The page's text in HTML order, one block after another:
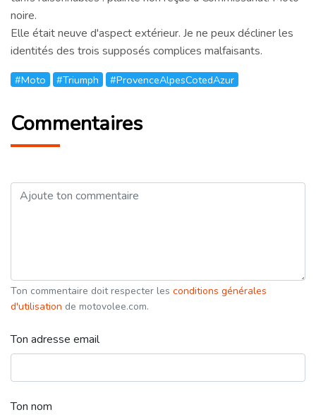
noire.
Elle était neuve d'aspect extérieur. Je ne peux décliner les
identités des trois supposés complices malfaisants.
#Moto #Triumph #ProvenceAlpesCotedAzur
Commentaires
Ton commentaire doit respecter les conditions générales
d'utilisation de motovolee.com.
Ton adresse email
Ton nom